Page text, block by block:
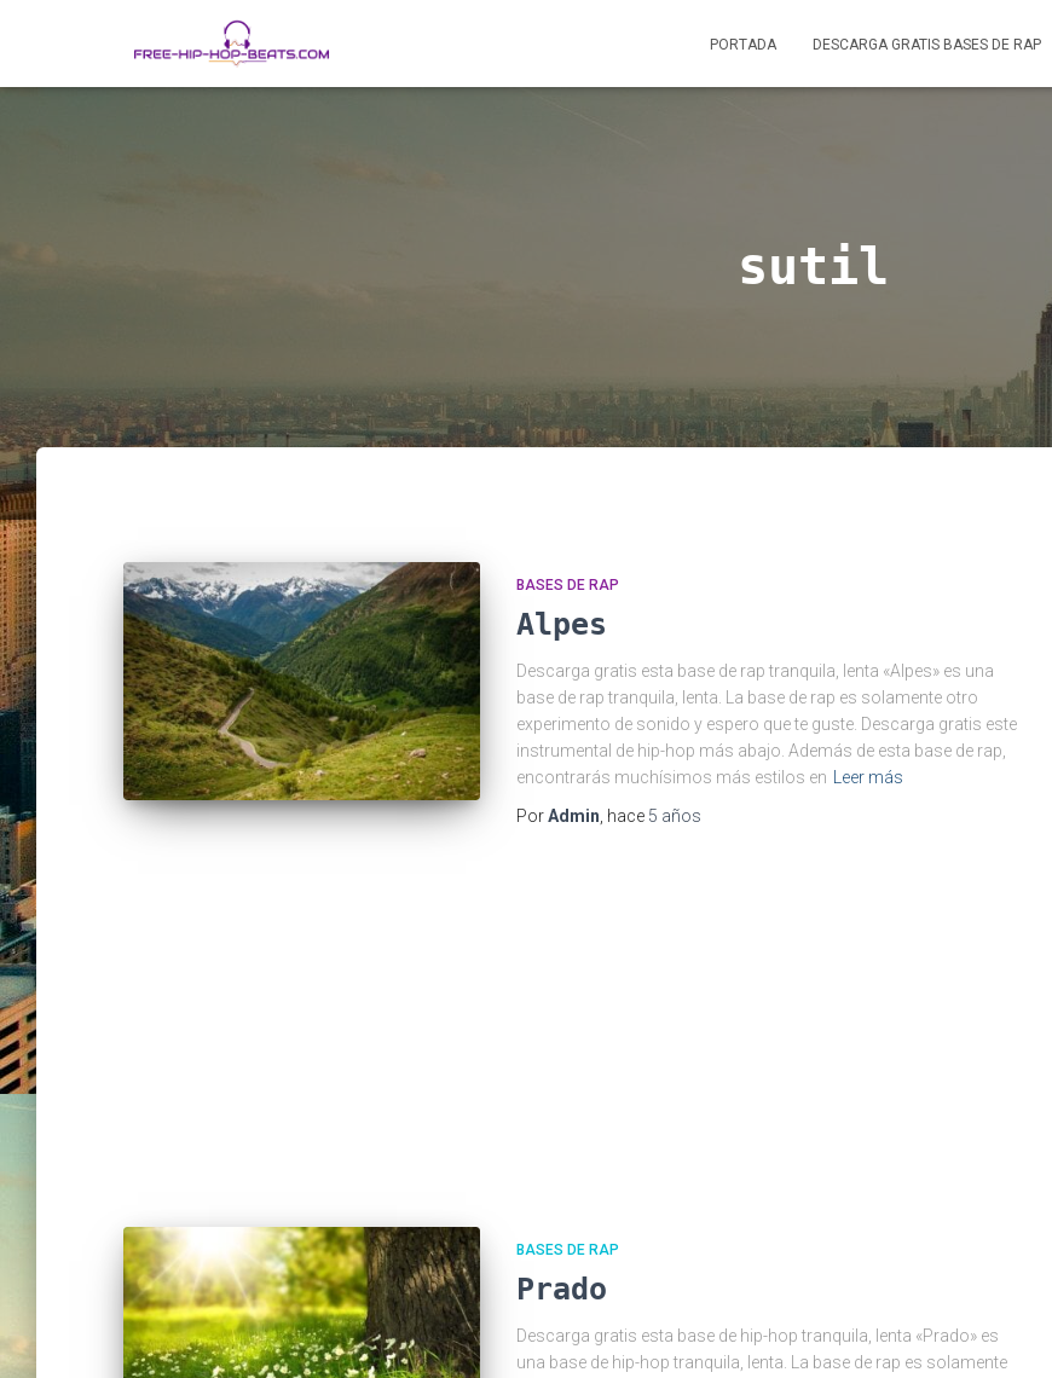
PORTADA DESCARGA GRATIS BASES DE RAP
sutil
BASES DE RAP
Alpes
Descarga gratis esta base de rap tranquila, lenta «Alpes» es una
base de rap tranquila, lenta. La base de rap es solamente otro
experimento de sonido y espero que te guste. Descarga gratis este
instrumental de hip-hop más abajo. Además de esta base de rap,
encontrarás muchísimos más estilos en
Leer más
PorAdmin , hace 5 años
BASES DE RAP
Prado
Descarga gratis esta base de hip-hop tranquila, lenta «Prado» es
una base de hip-hop tranquila, lenta. La base de rap es solamente